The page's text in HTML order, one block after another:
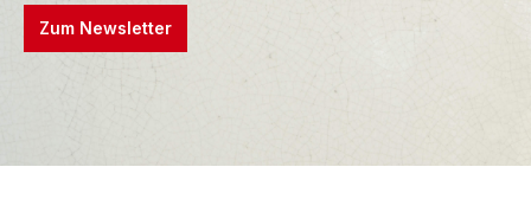
Zum Newsletter